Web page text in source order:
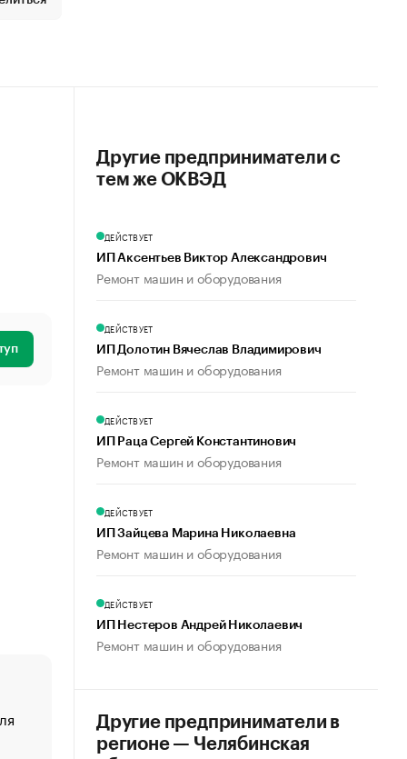
«От спорта тело стареет иначе». Как живет глава
создавшей GTA
Другие предприниматели с
тем же ОКВЭД
ДЕЙСТВУЕТ
ИП Аксентьев Виктор Александрович
Ремонт машин и оборудования
ДЕЙСТВУЕТ
ИП Долотин Вячеслав Владимирович
Ремонт машин и оборудования
ДЕЙСТВУЕТ
ИП Раца Сергей Константинович
Ремонт машин и оборудования
ДЕЙСТВУЕТ
ИП Зайцева Марина Николаевна
Ремонт машин и оборудования
ДЕЙСТВУЕТ
ИП Нестеров Андрей Николаевич
Ремонт машин и оборудования
Другие предприниматели в
регионе — Челябинская